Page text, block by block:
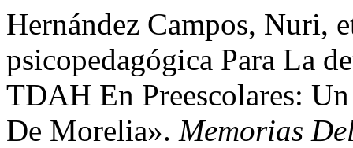
Hernández Campos, Nuri,
psicopedagógica Para La
TDAH En Preescolares:
De Morelia». Memorias